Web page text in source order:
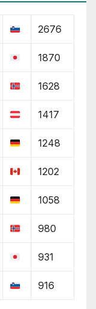
2676
1870
1628
1417
1248
1202
1058
980
931
916